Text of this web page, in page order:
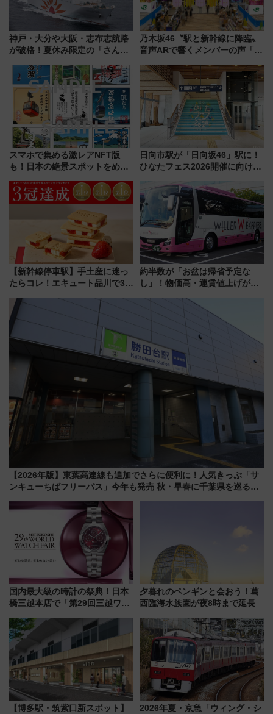
神戸・大分や大阪・志布志航路
が破格！夏休み限定の「さんふ
ート 夕朝食ビュッフェ付きで
快適な船旅はいかが？
乃木坂46〝駅と新幹線に降臨〟
音声ARで響くメンバーの声「真
スマホで集める激レアNFT版
も！日本の絶景スポットをめぐ
ん)」企画がスタート
日向市駅が「日向坂46」駅に！
ひなたフェス2026開催に向けJR
全力応援 夜行列車「ドリーム
おひさま号」も走る
【新幹線停車駅】手土産に迷っ
たらコレ！エキュート品川で3年
産スイーツとは？
約半数が「お盆は帰省予定な
し」！物価高・運賃値上げが財
りたいけど……【WILLER お盆
【2026年版】東葉高速線も追加でさらに便利に！人気きっぷ「サ
ンキューちばフリーパス」今年も発売 秋・早春に千葉県を巡るな
国内最大級の時計の祭典！日本
橋三越本店で「第29回三越ワー
【2026年8月5日～25日】
夕暮れのペンギンと会おう！葛
西臨海水族園が夜8時まで延長
【博多駅・筑紫口新スポット】
2026年夏・京急「ウィング・シ